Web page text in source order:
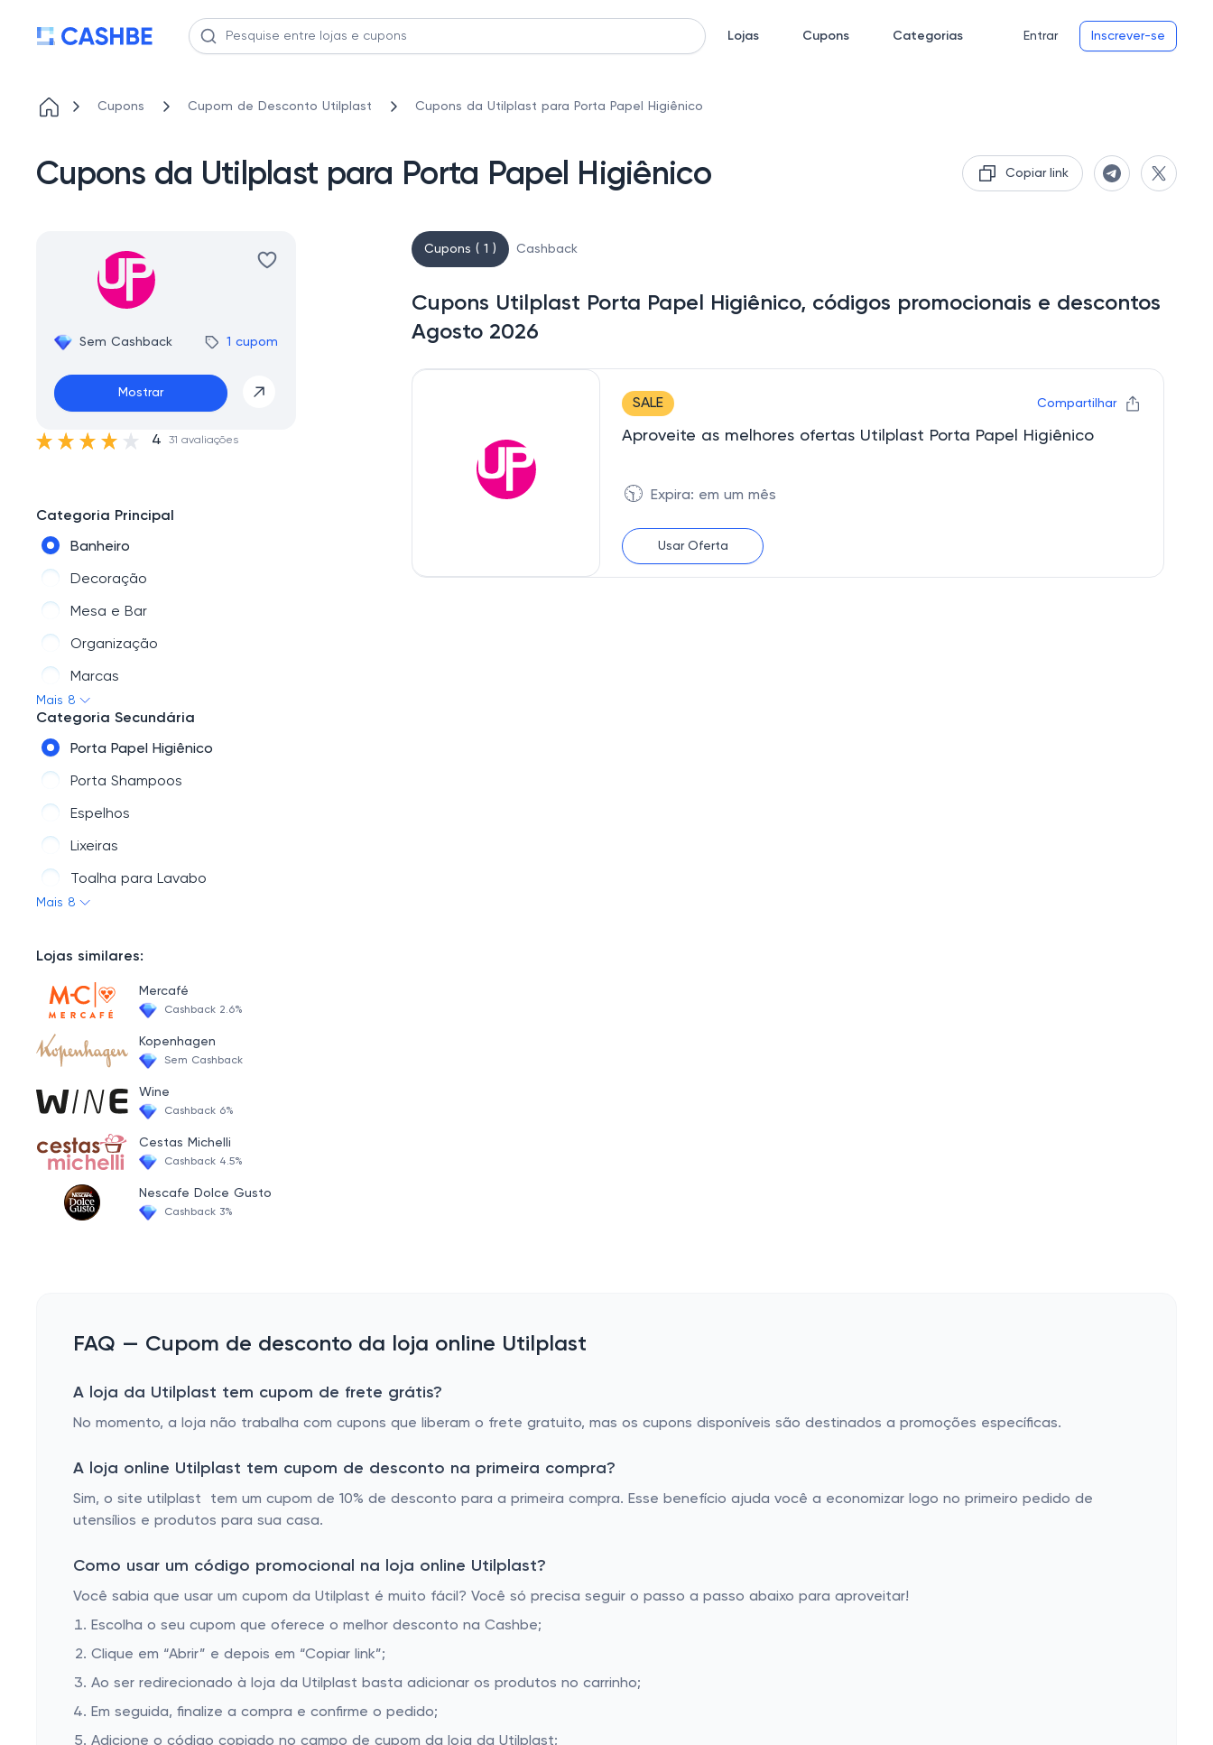
Lojas Cupons Categorias Entrar Inscrever-se
Cupons Cupom de Desconto Utilplast Cupons da Utilplast para Porta Papel Higiênico
Cupons da Utilplast para Porta Papel Higiênico Copiar link
Sem Cashback 1 cupom
Mostrar
4 31 avaliações
Categoria Principal
Banheiro
Decoração
Mesa e Bar
Organização
Marcas
COZINHA
Lavanderia
Eletroportáteis
Mais 8
Categoria Secundária
Porta Papel Higiênico
Porta Shampoos
Espelhos
Lixeiras
Toalha para Lavabo
Mais 8
Lojas similares:
Mercafé
Cashback 2.6%
Kopenhagen
Sem Cashback
Wine
Cashback 6%
Cestas Michelli
Cashback 4.5%
Nescafe Dolce Gusto
Cashback 3%
Cupons ( 1 ) Cashback
Cupons Utilplast Porta Papel Higiênico, códigos promocionais e descontos
Agosto 2026
SALE Compartilhar
Aproveite as melhores ofertas Utilplast Porta Papel Higiênico
🕥 Expira: em um mês
Usar Oferta
FAQ — Cupom de desconto da loja online Utilplast
A loja da Utilplast tem cupom de frete grátis?
No momento, a loja não trabalha com cupons que liberam o frete gratuito, mas os cupons disponíveis são destinados a promoções específicas.
A loja online Utilplast tem cupom de desconto na primeira compra?
Sim, o site utilplast tem um cupom de 10% de desconto para a primeira compra. Esse benefício ajuda você a economizar logo no primeiro pedido de
utensílios e produtos para sua casa.
Como usar um código promocional na loja online Utilplast?
Você sabia que usar um cupom da Utilplast é muito fácil? Você só precisa seguir o passo a passo abaixo para aproveitar!
Escolha o seu cupom que oferece o melhor desconto na Cashbe;
Clique em “Abrir” e depois em “Copiar link”;
Ao ser redirecionado à loja da Utilplast basta adicionar os produtos no carrinho;
Em seguida, finalize a compra e confirme o pedido;
Adicione o código copiado no campo de cupom da loja da Utilplast;